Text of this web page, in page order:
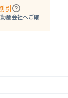
引
産会社へご確